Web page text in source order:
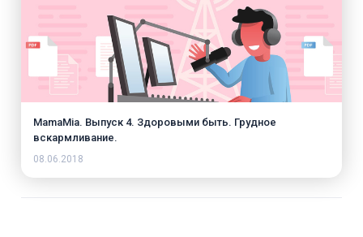
MamaMia. Выпуск 4. Здоровыми быть. Грудное
вскармливание.
08.06.2018